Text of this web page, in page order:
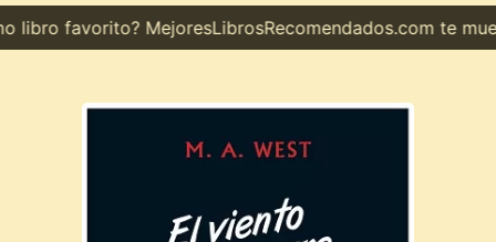
favorito? MejoresLibrosRecomendados.com te